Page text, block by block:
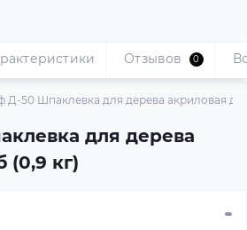
Д-50 Шпаклевка для дерева акриловая
для дерева
(0,9 кг)
Отзывов 0